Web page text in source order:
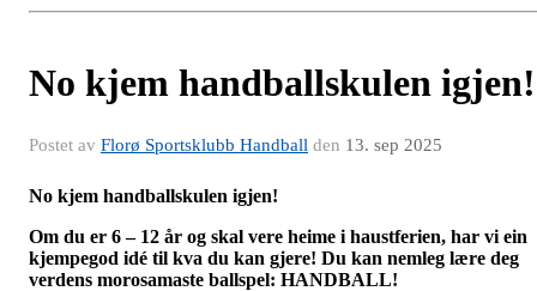
No kjem handballskulen igjen!
Postet av Florø Sportsklubb Handball den 13. sep 2025
No kjem handballskulen igjen!
Om du er 6 – 12 år og skal vere heime i haustferien, har vi ein
kjempegod idé til kva du kan gjere! Du kan nemleg lære deg
verdens morosamaste ballspel: HANDBALL!